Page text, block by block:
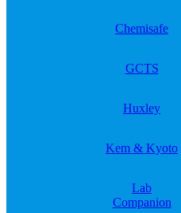
Chemisafe
GCTS
Huxley
Kem & Kyoto
Lab
Companion